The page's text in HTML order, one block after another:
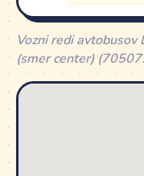
Vozni redi avtobusov
(smer center)